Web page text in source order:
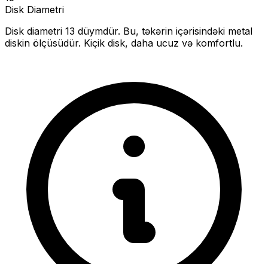
Disk Diametri
Disk diametri 13 düymdür. Bu, təkərin içərisindəki metal
diskin ölçüsüdür. Kiçik disk, daha ucuz və komfortlu.